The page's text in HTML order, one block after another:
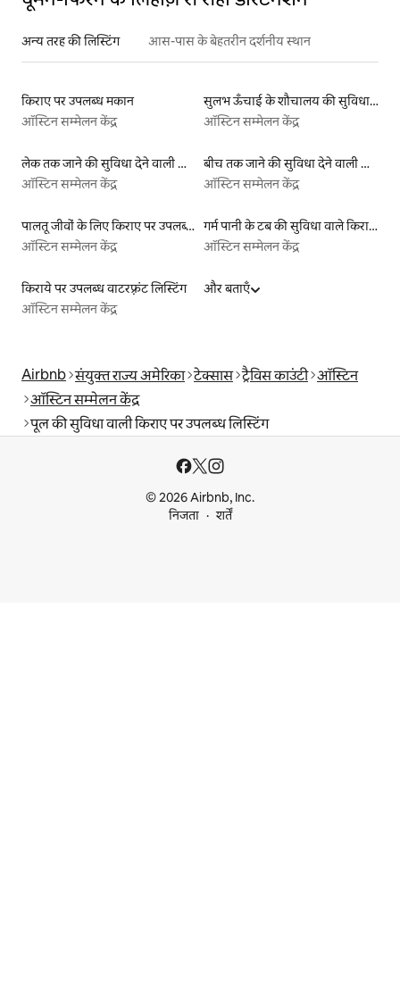
अन्य तरह की लिस्टिंग आस-पास के बेहतरीन दर्शनीय स्थान
किराए पर उपलब्ध मकान
ऑस्टिन सम्मेलन केंद्र
सुलभ ऊँचाई के शौचालय की सुविधा वाली किराये पर उपलब्ध लिस्टिंग
ऑस्टिन सम्मेलन केंद्र
लेक तक जाने की सुविधा देने वाली किराये पर उपलब्ध लिस्टिंग
ऑस्टिन सम्मेलन केंद्र
बीच तक जाने की सुविधा देने वाली किराये पर उपलब्ध लिस्टिंग
ऑस्टिन सम्मेलन केंद्र
पालतू जीवों के लिए किराए पर उपलब्ध लिस्टिंग
ऑस्टिन सम्मेलन केंद्र
गर्म पानी के टब की सुविधा वाले किराये पर उपलब्ध यर्ट टेंट
ऑस्टिन सम्मेलन केंद्र
किराये पर उपलब्ध वाटरफ़्रंट लिस्टिंग
ऑस्टिन सम्मेलन केंद्र
और बताएँ
Airbnb संयुक्त राज्य अमेरिका टेक्सास ट्रैविस काउंटी ऑस्टिन
ऑस्टिन सम्मेलन केंद्र
पूल की सुविधा वाली किराए पर उपलब्ध लिस्टिंग
© 2026 Airbnb, Inc.
निजता
शर्तें